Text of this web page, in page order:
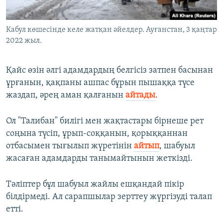
Кабул көшесінде келе жатқан әйелдер. Ауғанстан, 3 қаңтар
2022 жыл.
Қайс өзін әлгі адамдардың белгісіз затпен басынан
ұрғанын, қақпаны ашпас бұрын пышаққа түсе
жаздап, әрең аман қалғанын айтады.
Ол "Талибан" билігі мен жақтастары бірнеше рет
соңына түсіп, ұрып-соққанын, қорыққаннан
отбасымен тығылып жүретінін айтып, шабуыл
жасаған адамдарды танымайтынын жеткізді.
Тәліптер бұл шабуыл жайлы ешқандай пікір
білдірмеді. Ал сарапшылар зерттеу жүргізуді талап
етті.